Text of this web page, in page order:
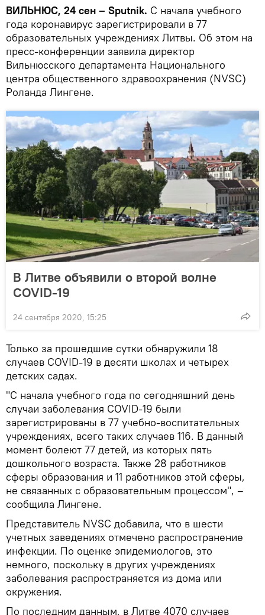
ВИЛЬНЮС, 24 сен – Sputnik. С начала учебного
года коронавирус зарегистрировали в 77
образовательных учреждениях Литвы. Об этом на
пресс-конференции заявила директор
Вильнюсского департамента Национального
центра общественного здравоохранения (NVSC)
Роланда Лингене.
В Литве объявили о второй волне
COVID-19
24 сентября 2020, 15:25
Только за прошедшие сутки обнаружили 18
случаев COVID-19 в десяти школах и четырех
детских садах.
"С начала учебного года по сегодняшний день
случаи заболевания COVID-19 были
зарегистрированы в 77 учебно-воспитательных
учреждениях, всего таких случаев 116. В данный
момент болеют 77 детей, из которых пять
дошкольного возраста. Также 28 работников
сферы образования и 11 работников этой сферы,
не связанных с образовательным процессом", –
сообщила Лингене.
Представитель NVSC добавила, что в шести
учетных заведениях отмечено распространение
инфекции. По оценке эпидемиологов, это
немного, поскольку в других учреждениях
заболевания распространяется из дома или
окружения.
По последним данным, в Литве 4070 случаев